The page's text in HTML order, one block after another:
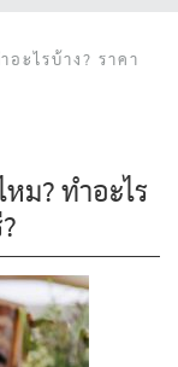
อะไรบ้าง? ราคา
หม? ทำอะไร